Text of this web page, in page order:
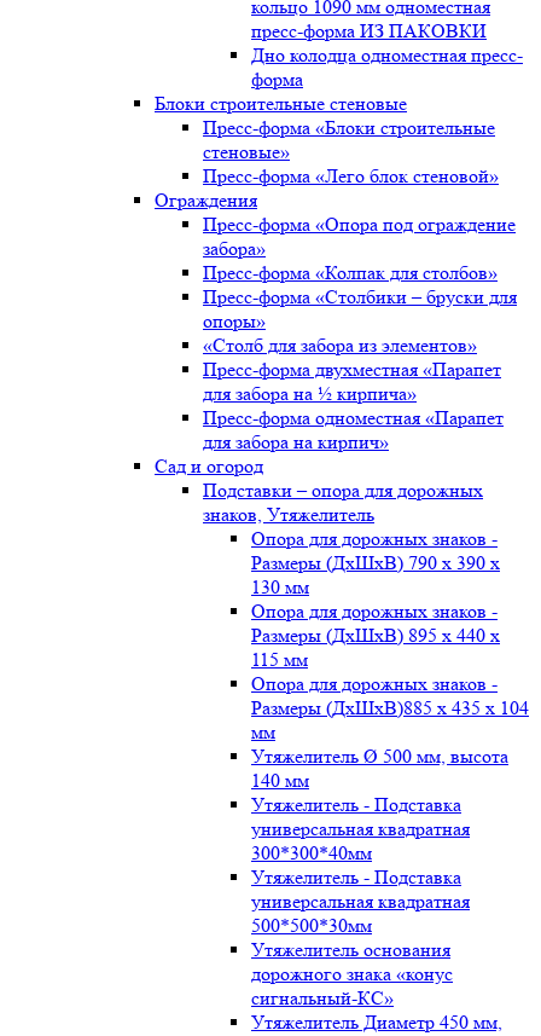
кольцо 1090 мм одноместная
пресс-форма ИЗ ПАКОВКИ
Дно колодца одноместная пресс-
форма
Блоки строительные стеновые
Пресс-форма «Блоки строительные
стеновые»
Пресс-форма «Лего блок стеновой»
Ограждения
Пресс-форма «Опора под ограждение
забора»
Пресс-форма «Колпак для столбов»
Пресс-форма «Столбики – бруски для
опоры»
«Столб для забора из элементов»
Пресс-форма двухместная «Парапет
для забора на ½ кирпича»
Пресс-форма одноместная «Парапет
для забора на кирпич»
Сад и огород
Подставки – опора для дорожных
знаков, Утяжелитель
Опора для дорожных знаков -
Размеры (ДxШxВ) 790 x 390 x
130 мм
Опора для дорожных знаков -
Размеры (ДxШxВ) 895 x 440 x
115 мм
Опора для дорожных знаков -
Размеры (ДxШxВ)885 x 435 x 104
мм
Утяжелитель Ø 500 мм, высота
140 мм
Утяжелитель - Подставка
универсальная квадратная
300*300*40мм
Утяжелитель - Подставка
универсальная квадратная
500*500*30мм
Утяжелитель основания
дорожного знака «конус
сигнальный-КС»
Утяжелитель Диаметр 450 мм,